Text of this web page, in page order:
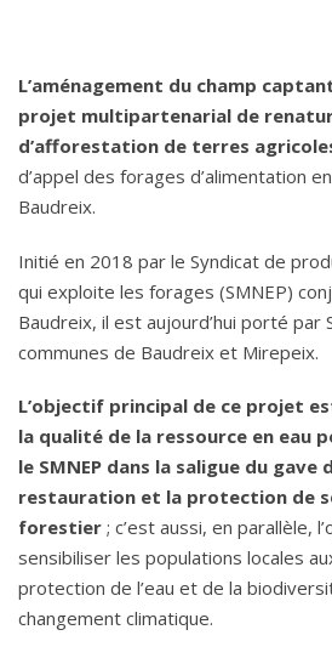
L’aménagement du champ
projet multipartenarial de
d’afforestation de terres
d’appel des forages d’alimentation
Baudreix.
Initié en 2018 par le Syndicat de
qui exploite les forages (SMNEP)
Baudreix, il est aujourd’hui porté par
communes de Baudreix et Mirepeix.
L’objectif principal de ce projet
la qualité de la ressource en eau
le SMNEP dans la saligue du gave
restauration et la protection de
forestier ; c’est aussi, en parallèle,
sensibiliser les populations locales
protection de l’eau et de la
changement climatique.